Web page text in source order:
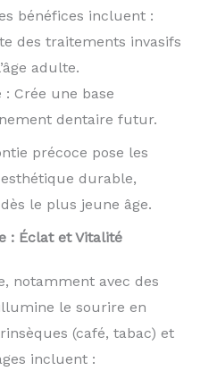
bénéfices incluent :
des traitements invasifs
adulte.
Crée une base
dentaire futur.
précoce pose les
durable,
le plus jeune âge.
: Éclat et Vitalité
notamment avec des
le sourire en
(café, tabac) et
incluent :